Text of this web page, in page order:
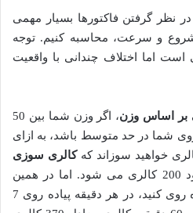
در نظر گرفتن فاکتورها بسیار مهمی
و سرعت، محاسبه کنیم. توجه
است اما اختلاف چندانی با واقعیت
بر اساس وزن
، اگر وزن شما بین 50
روی شما در حد متوسط باشد، به ازای
کالری سوزی
برای 60 دقیقه حدود 200 کالری می شود. اما در همین
شرایط اگر با سرعت بالا پیاده روی کنید، در هر دقیقه پیاده روی 7